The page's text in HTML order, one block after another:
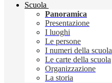
Scuola
Panoramica
Presentazione
I luoghi
Le persone
I numeri della scuola
Le carte della scuola
Organizzazione
La storia